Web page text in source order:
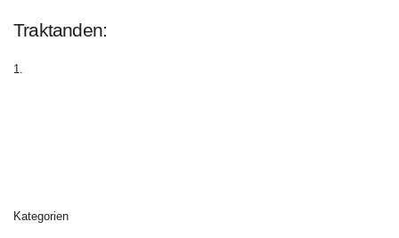
Traktanden:
Kategorien